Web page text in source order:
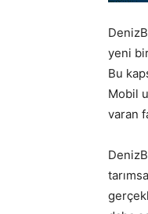
yeni
Bu
Mobil
varan